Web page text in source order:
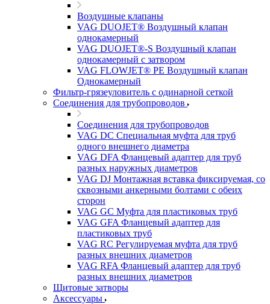
Воздушные клапаны
VAG DUOJET® Воздушный клапан
однокамерный
VAG DUOJET®-S Воздушный клапан
однокамерный с затвором
VAG FLOWJET® PE Воздушный клапан
Однокамерный
Фильтр-грязеуловитель с одинарной сеткой
Соединения для трубопроводов
Соединения для трубопроводов
VAG DC Специальная муфта для труб
одного внешнего диаметра
VAG DFA Фланцевый адаптер для труб
разных наружных диаметров
VAG DJ Монтажная вставка фиксируемая, со
сквозными анкерными болтами с обеих
сторон
VAG GC Муфта для пластиковых труб
VAG GFA Фланцевый адаптер для
пластиковых труб
VAG RC Регулируемая муфта для труб
разных внешних диаметров
VAG RFA Фланцевый адаптер для труб
разных внешних диаметров
Щитовые затворы
Аксессуары